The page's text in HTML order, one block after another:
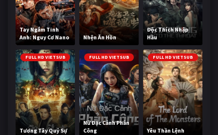
Tay Ngắm Tinh
Anh: Nguy Cơ Nano
Nhện Ăn Hồn
Độc Thích Nhập
Hầu
FULL HD VIETSUB
Tương Tây Quỷ Sự
FULL HD VIETSUB
Nữ Đặc Cảnh Phản
Công
FULL HD VIETSUB
Yêu Thần Lệnh